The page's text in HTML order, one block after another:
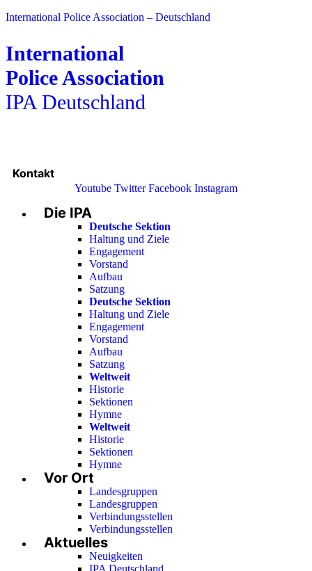
International Police Association – Deutschland
International
Police Association
IPA Deutschland
Kontakt
Youtube Twitter Facebook Instagram
Menu
Die IPA
Deutsche Sektion
Haltung und Ziele
Engagement
Vorstand
Aufbau
Satzung
Deutsche Sektion
Haltung und Ziele
Engagement
Vorstand
Aufbau
Satzung
Weltweit
Historie
Sektionen
Hymne
Weltweit
Historie
Sektionen
Hymne
Vor Ort
Landesgruppen
Landesgruppen
Verbindungsstellen
Verbindungsstellen
Aktuelles
Neuigkeiten
IPA Deutschland